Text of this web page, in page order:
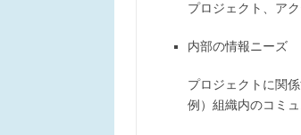
プロジェクト、ア
内部の情報ニーズ
プロジェクトに関
例）組織内のコミ